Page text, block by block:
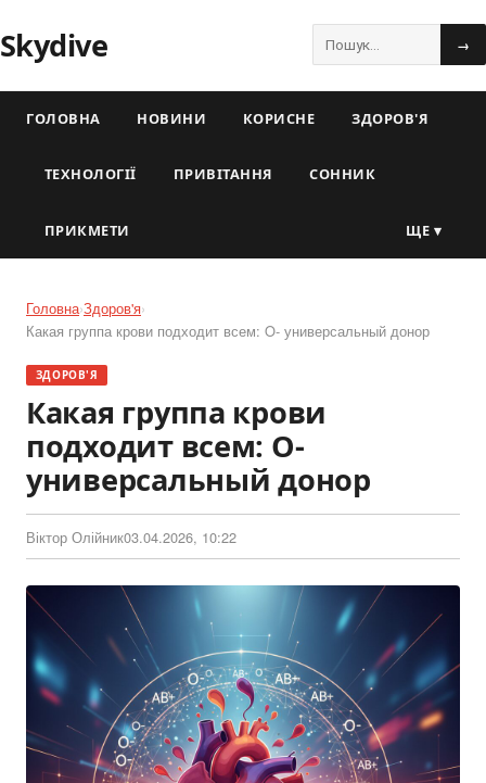
Skydive →
ГОЛОВНА НОВИНИ КОРИСНЕ ЗДОРОВ'Я
ТЕХНОЛОГІЇ ПРИВІТАННЯ СОННИК
ПРИКМЕТИ ЩЕ ▾
Головна›Здоров'я›
Какая группа крови подходит всем: O- универсальный донор
ЗДОРОВ'Я
Какая группа крови
подходит всем: O-
универсальный донор
Віктор Олійник03.04.2026, 10:22